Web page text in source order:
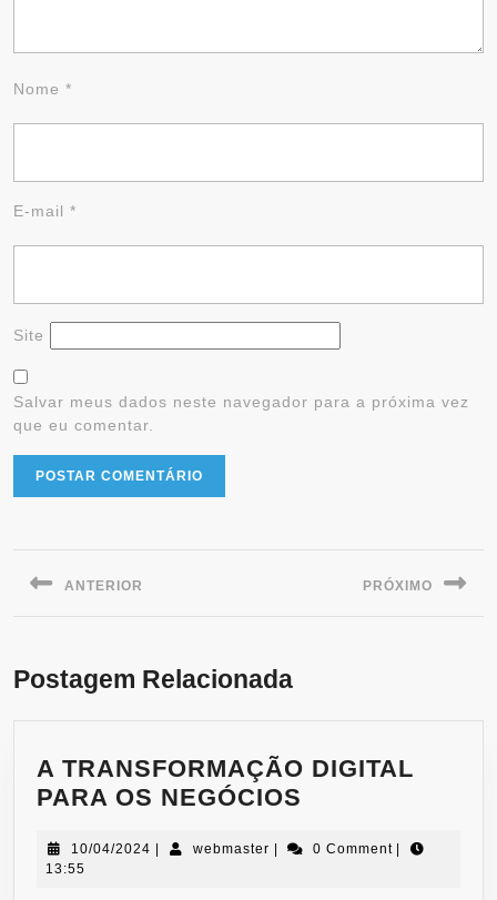
Nome *
E-mail *
Site
Salvar meus dados neste navegador para a próxima vez
que eu comentar.
ANTERIOR PRÓXIMO
Postagem Relacionada
A TRANSFORMAÇÃO DIGITAL
PARA OS NEGÓCIOS
10/04/2024 webmaster 0 Comment
13:55